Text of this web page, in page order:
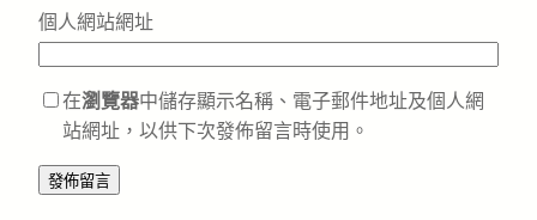
個人網站網址
在瀏覽器中儲存顯示名稱、電子郵件地址及個人網
站網址，以供下次發佈留言時使用。